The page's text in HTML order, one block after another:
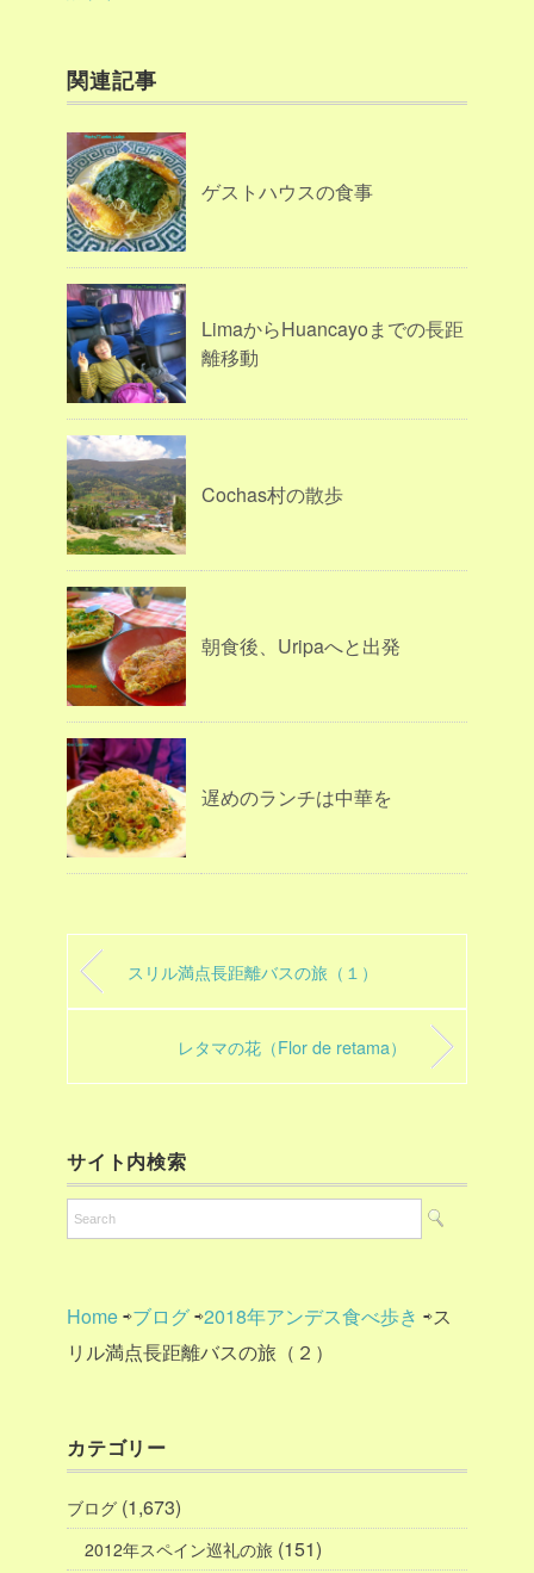
関連記事
ゲストハウスの食事
LimaからHuancayoまでの長距
離移動
Cochas村の散歩
朝食後、Uripaへと出発
遅めのランチは中華を
スリル満点長距離バスの旅（１）
レタマの花（Flor de retama）
サイト内検索
Home⇨ブログ⇨2018年アンデス食べ歩き ⇨ス
リル満点長距離バスの旅（２）
カテゴリー
ブログ (1,673)
2012年スペイン巡礼の旅 (151)